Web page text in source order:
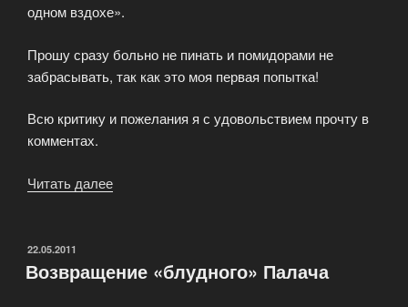
одном вздохе».
Прошу сразу больно не пинать и помидорами не
забрасывать, так как это моя первая попытка!
Всю критику и пожелания я с удовольствием прочту в
комментах.
Читать далее
ОПУБЛИКОВАНО
22.05.2011
Возвращение «блудного» Палача